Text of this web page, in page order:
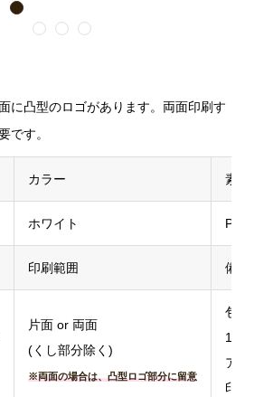
1
に凸型のロゴがあります。両面印刷す
です。
カラー 素材
ホワイト PP(
印刷範囲 備考
片面 or 両面
(くし部分除く)
※両面の場合は、凸型ロゴ部分に留意
包装
1カ
アソ
印刷